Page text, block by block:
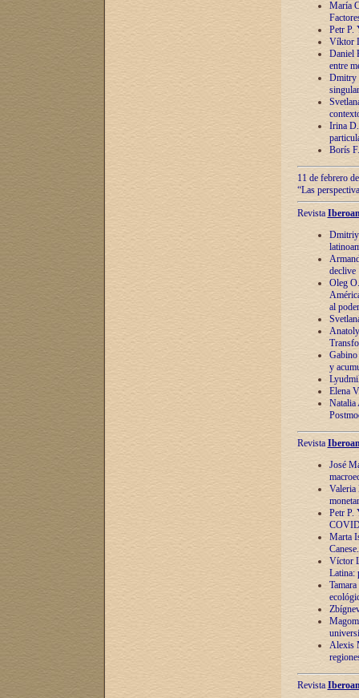
María
Petr P.
Víktor
Daniel
entre
Dmitry
Irina
Borís
11 de febrero
“Las
Revista
Dmitriy
declive
Oleg
al poder
y
Elena
Natalia
Revista
José
Valeria
Petr P.
Marta
Víctor
Latina:
Alexis
Revista